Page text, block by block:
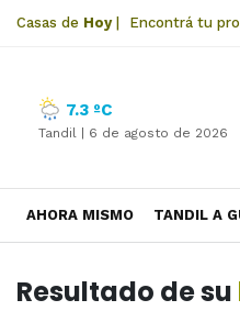
Casas de Hoy| Encontrá tu
7.3 ºC
Tandil | 6 de agosto de 2026
AHORA MISMO TANDIL A
Resultado de su